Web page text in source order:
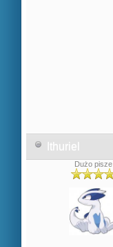
Ithuriel
Dużo pisze